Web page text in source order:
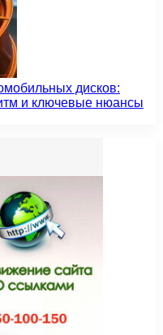
дисков:
и ключевые нюансы